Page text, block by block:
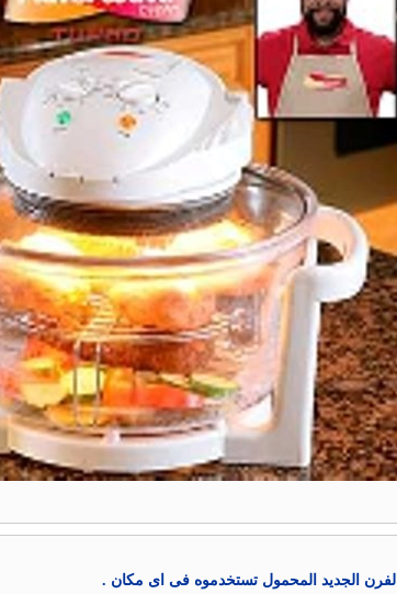
الفرن الجديد المحمول تستخدموه فى اى مكان .